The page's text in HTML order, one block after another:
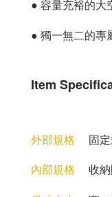
● 容量充裕的大
● 獨一無二的專
Item
外部規格 固
內部規格
收